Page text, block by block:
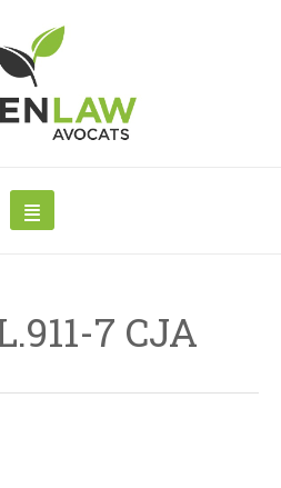
7 CJA